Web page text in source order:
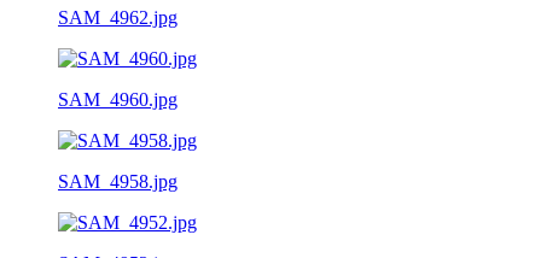
SAM_4962.jpg
SAM_4960.jpg
SAM_4958.jpg